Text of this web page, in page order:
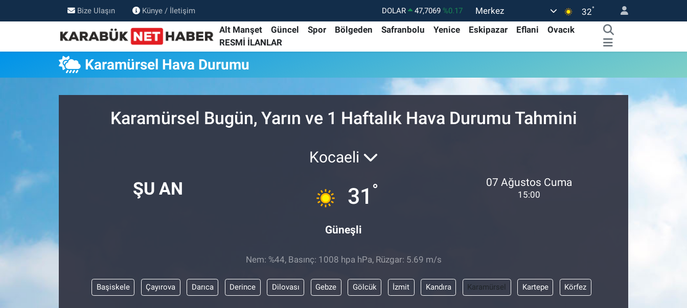
Bize Ulaşın Künye / İletişim DOLAR 47,7069 %0.17
EURO
55,0265 %0.01
BİST100
13.887
Merkez 32°
Alt Manşet Güncel Spor Bölgeden Safranbolu Yenice Eskipazar Eflani
Ovacık
RESMİ İLANLAR
Karamürsel Hava Durumu
Karamürsel Bugün, Yarın ve 1 Haftalık Hava Durumu Tahmini
ŞU AN
Kocaeli
31 °
Güneşli
07 Ağustos Cuma
15:00
Nem: %44, Basınç: 1008 hpa hPa, Rüzgar: 5.69 m/s
Başiskele Çayırova Darıca Derince Dilovası Gebze Gölcük İzmit Kandıra Karamürsel Kartepe Körfez